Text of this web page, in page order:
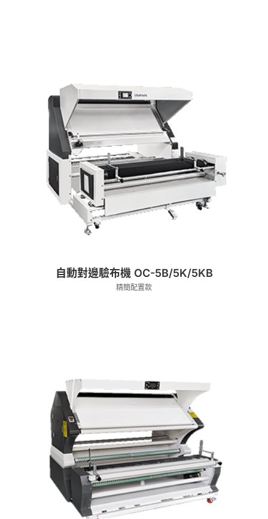
自動對邊驗布機 OC-5B/5K/5KB
精簡配置款